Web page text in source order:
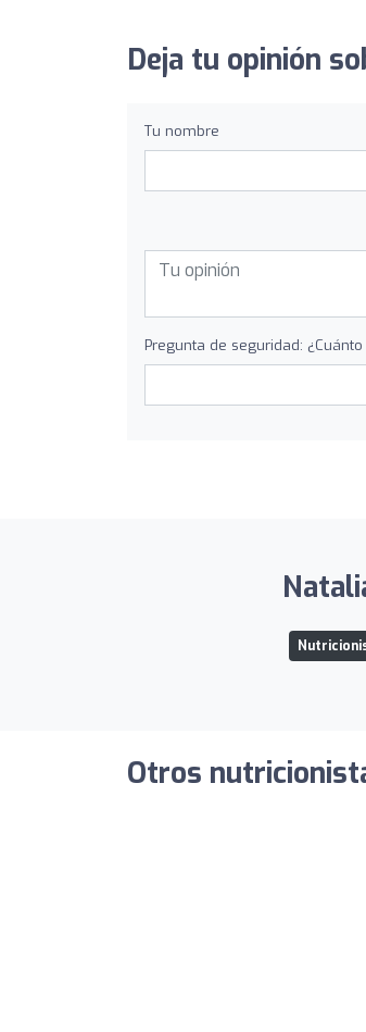
Deja tu opinión
Tu nombre
Pregunta de seguridad:
Otros